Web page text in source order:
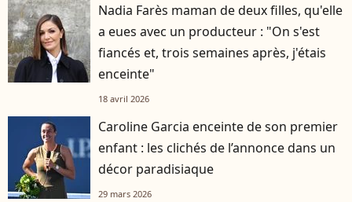
Nadia Farès maman de deux filles, qu'elle
a eues avec un producteur : "On s'est
fiancés et, trois semaines après, j'étais
enceinte"
18 avril 2026
Caroline Garcia enceinte de son premier
enfant : les clichés de l’annonce dans un
décor paradisiaque
29 mars 2026